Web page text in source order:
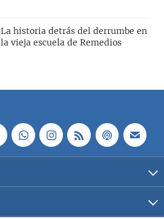
La historia detrás del derrumbe en
la vieja escuela de Remedios